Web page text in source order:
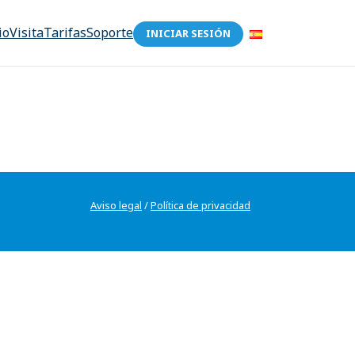
VisitaTarifasSoporte INICIAR SESIÓN
Aviso legal /Política de privacidad